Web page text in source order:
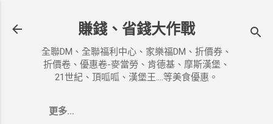
賺錢、省錢大作戰
全聯DM、全聯福利中心、家樂福DM、折價券、
折價卷、優惠卷-麥當勞、肯德基、摩斯漢堡、
21世紀、頂呱呱、漢堡王....等美食優惠。
更多…